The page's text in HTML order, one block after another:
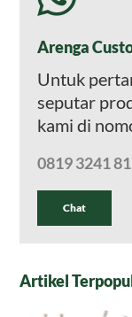
Arenga
Untuk
seputar
kami di
0819 3241
Chat
Artikel